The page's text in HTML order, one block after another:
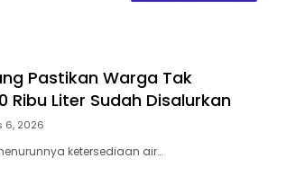
Pastikan Warga Tak
Ribu Liter Sudah Disalurkan
6, 2026
ketersediaan air…